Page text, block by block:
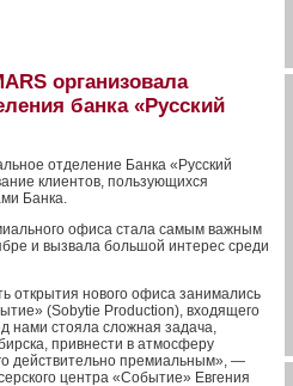
организовала
банка «Русский
отделение Банка «Русский
клиентов, пользующихся
Банка.
офиса стала самым важным
и вызвала большой интерес среди
открытия нового офиса занимались
(Sobytie Production), входящего
нами стояла сложная задача,
привнести в атмосферу
действительно премиальным», —
центра «Событие» Евгения